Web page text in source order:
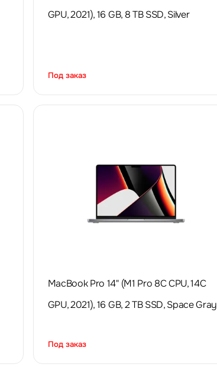
GPU, 2021), 16 GB, 8 TB SSD, Silver
Под заказ
MacBook Pro 14" (M1 Pro 8C CPU, 14C
GPU, 2021), 16 GB, 2 TB SSD, Space Gray
Под заказ